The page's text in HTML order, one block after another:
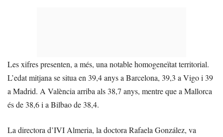
Les xifres presenten, a més, una notable homogeneïtat territorial.
L’edat mitjana se situa en 39,4 anys a Barcelona, 39,3 a Vigo i 39
a Madrid. A València arriba als 38,7 anys, mentre que a Mallorca
és de 38,6 i a Bilbao de 38,4.
La directora d’IVI Almeria, la doctora Rafaela González, va